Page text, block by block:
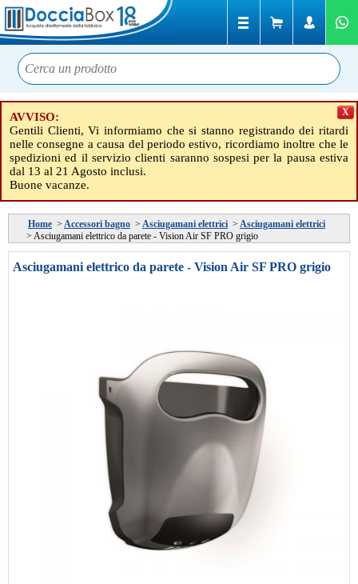
AVVISO:
Gentili Clienti, Vi informiamo che si stanno registrando dei ritardi
nelle consegne a causa del periodo estivo, ricordiamo inoltre che le
spedizioni ed il servizio clienti saranno sospesi per la pausa estiva
dal 13 al 21 Agosto inclusi.
Buone vacanze.
X
Home > Accessori bagno > Asciugamani elettrici > Asciugamani elettrici
> Asciugamani elettrico da parete - Vision Air SF PRO grigio
Asciugamani elettrico da parete - Vision Air SF PRO grigio